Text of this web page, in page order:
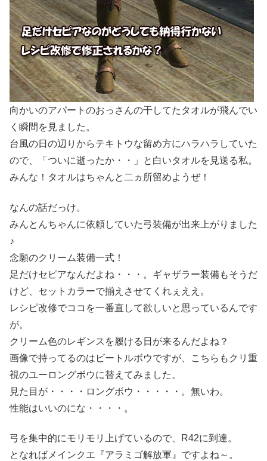
向かいのアパートのおっさんの干してたタオルが飛んでい
く瞬間を見ました。
台風の日の辺りからテキトウな留め方にハラハラしていた
ので、「ついに逝ったか・・」と白いタオルを見送る私。
みんな！タオルはちゃんと二ヵ所留めようぜ！
なんの話だっけ。
みんとんちゃんに依頼していた弓装備が出来上がりました
♪
念願のクリーム装備一式！
足だけセピアなんだよね・・・。ギャザラー装備もそうだ
けど、セットカラーで揃えさせてくれぇええ。
レシピ改修でココを一番直して欲しいと思っているんです
が。
クリーム色のレギンスを履ける日が来るんだよね？
画像で持ってるのはビートルボウですが、こちらもクリ重
視のユーロングボウに替えてみました。
見た目が・・・・ロングボウ・・・・・。無いわ。
性能はいいのにな・・・・。
弓を集中的にモリモリ上げているので、R42に到達。
となればメインクエ『アラミゴ解放軍』ですよね～。